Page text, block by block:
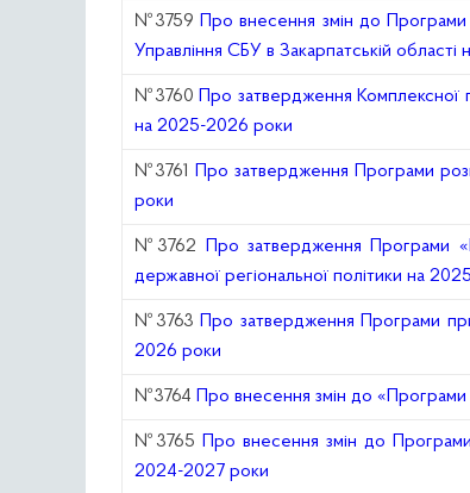
№3759
Про внесення змін до Програми
Управління СБУ в Закарпатській
№3760
Про затвердження Комплексної
на 2025-2026 роки
№3761
Про затвердження Програми
роки
№3762
Про затвердження Програми
державної регіональної політики на
№3763
Про затвердження Програми
2026 роки
№3764 Про внесення змін до
№3765
Про внесення змін до
2024-2027 роки